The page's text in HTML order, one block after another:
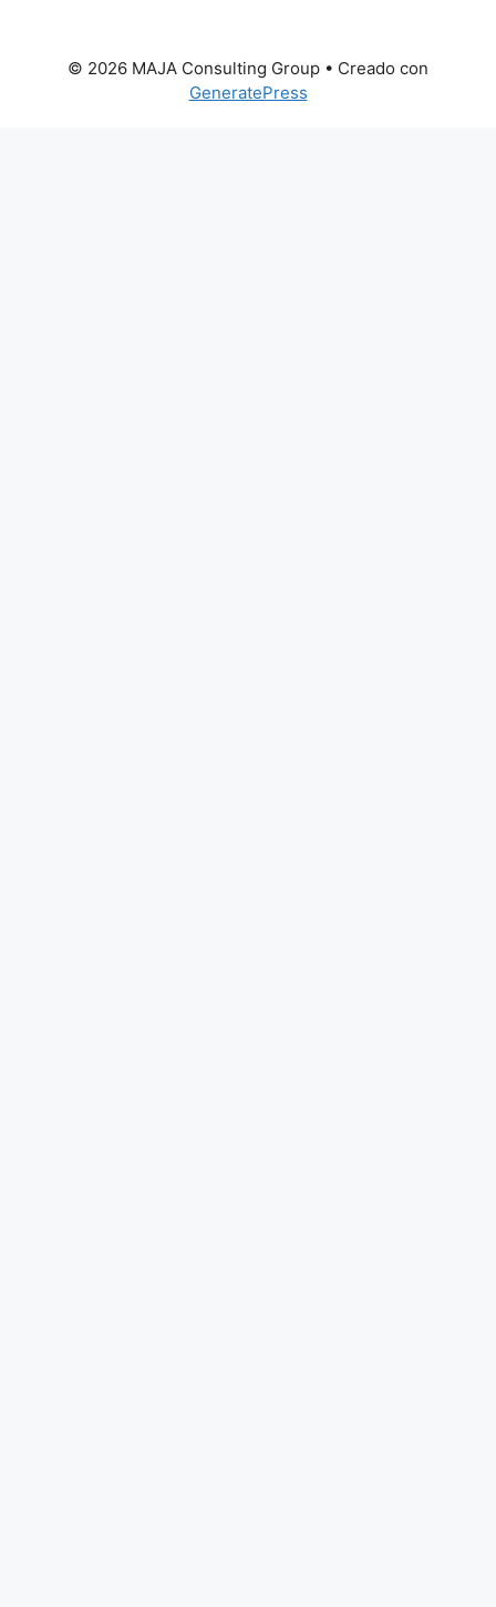
© 2026 MAJA Consulting Group • Creado con
GeneratePress